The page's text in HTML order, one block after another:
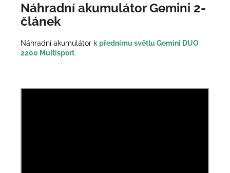
Náhradní akumulátor Gemini 2-
článek
Náhradní akumulátor k přednímu světlu Gemini DUO
2200 Multisport.